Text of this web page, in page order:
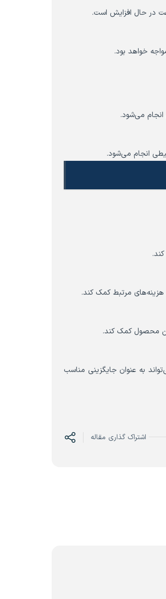
در حال افزایش است.
خواهد بود.
انجام می‌شود.
انجام می‌شود.
هزینه‌های مرتبط کمک کند.
محصول کمک کند.
به عنوان جایگزینی مناسب
اشتراک گذاری مقاله